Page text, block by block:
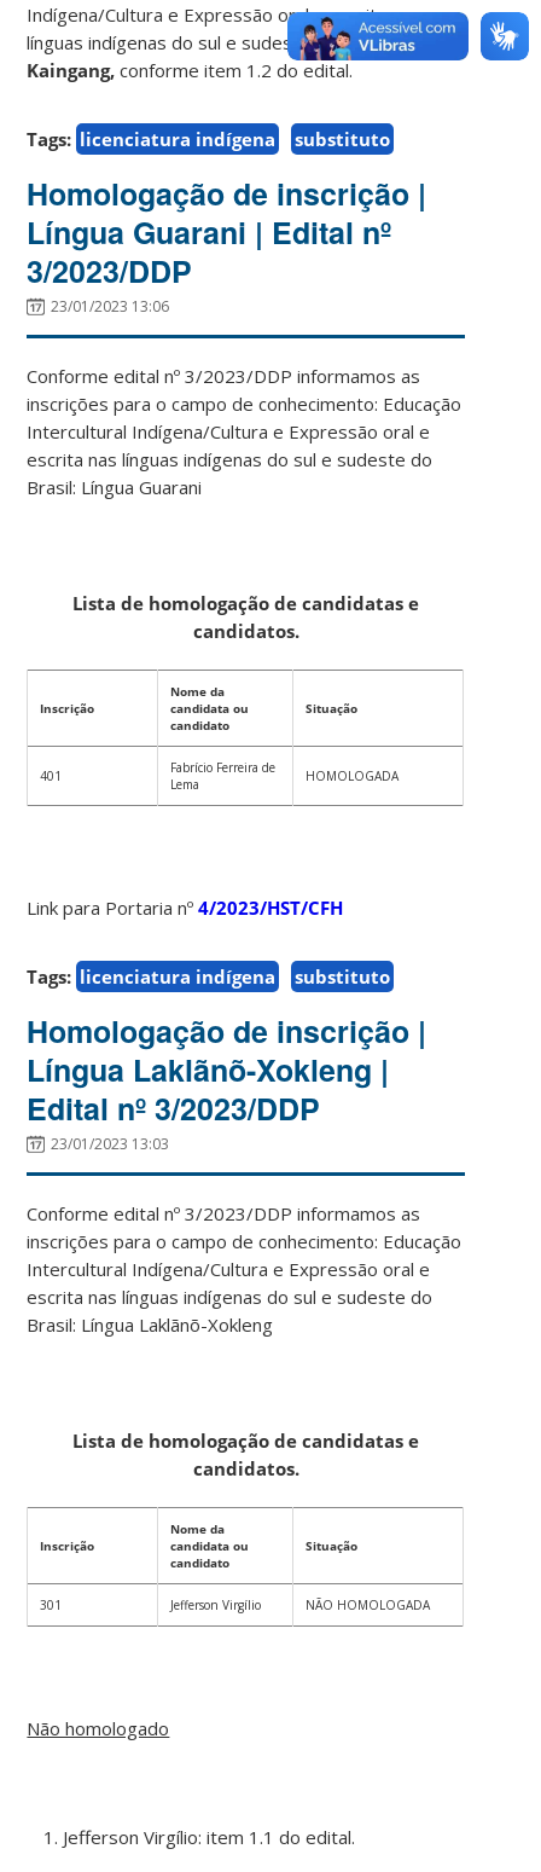
Indígena/Cultura e Expressão oral e escrita nas
línguas indígenas do sul e sudeste do Brasil:Língua
Kaingang,conforme item 1.2 do edital.
Tags: licenciatura indígena substituto
Homologação de inscrição |
Língua Guarani | Edital nº
3/2023/DDP
23/01/2023 13:06
Conforme edital nº 3/2023/DDP informamos as
inscrições para o campo de conhecimento: Educação
Intercultural Indígena/Cultura e Expressão oral e
escrita nas línguas indígenas do sul e sudeste do
Brasil: Língua Guarani
Lista de homologação de candidatas e
candidatos.
Inscrição
Nome da
candidata ou
candidato
Situação
401
Fabrício Ferreira de
Lema
HOMOLOGADA
Link para Portaria nº4/2023/HST/CFH
Tags: licenciatura indígena substituto
Homologação de inscrição |
Língua Laklãnõ-Xokleng |
Edital nº 3/2023/DDP
23/01/2023 13:03
Conforme edital nº 3/2023/DDP informamos as
inscrições para o campo de conhecimento: Educação
Intercultural Indígena/Cultura e Expressão oral e
escrita nas línguas indígenas do sul e sudeste do
Brasil: Língua Laklãnõ-Xokleng
Lista de homologação de candidatas e
candidatos.
Inscrição
Nome da
candidata ou
candidato
Situação
301 Jefferson Virgílio NÃO HOMOLOGADA
Não homologado
Jefferson Virgílio: item 1.1 do edital.